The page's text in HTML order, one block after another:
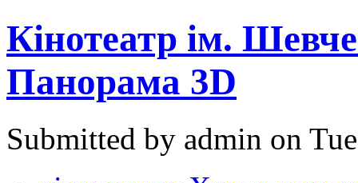
Кінотеатр ім.
Панорама 3D
Submitted by admin on